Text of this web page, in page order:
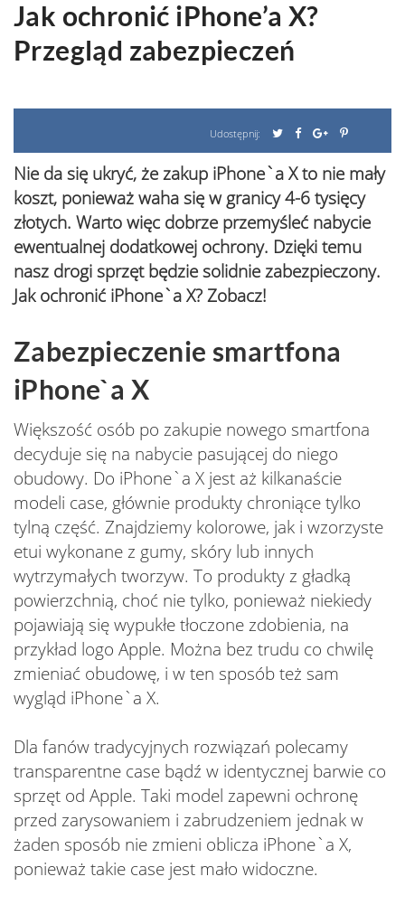
Jak ochronić iPhone’a X?
Przegląd zabezpieczeń
Udostępnij:
Nie da się ukryć, że zakup iPhone`a X to nie mały
koszt, ponieważ waha się w granicy 4-6 tysięcy
złotych. Warto więc dobrze przemyśleć nabycie
ewentualnej dodatkowej ochrony. Dzięki temu
nasz drogi sprzęt będzie solidnie zabezpieczony.
Jak ochronić iPhone`a X? Zobacz!
Zabezpieczenie smartfona
iPhone`a X
Większość osób po zakupie nowego smartfona
decyduje się na nabycie pasującej do niego
obudowy. Do iPhone`a X jest aż kilkanaście
modeli case, głównie produkty chroniące tylko
tylną część. Znajdziemy kolorowe, jak i wzorzyste
etui wykonane z gumy, skóry lub innych
wytrzymałych tworzyw. To produkty z gładką
powierzchnią, choć nie tylko, ponieważ niekiedy
pojawiają się wypukłe tłoczone zdobienia, na
przykład logo Apple. Można bez trudu co chwilę
zmieniać obudowę, i w ten sposób też sam
wygląd iPhone`a X.
Dla fanów tradycyjnych rozwiązań polecamy
transparentne case bądź w identycznej barwie co
sprzęt od Apple. Taki model zapewni ochronę
przed zarysowaniem i zabrudzeniem jednak w
żaden sposób nie zmieni oblicza iPhone`a X,
ponieważ takie case jest mało widoczne.